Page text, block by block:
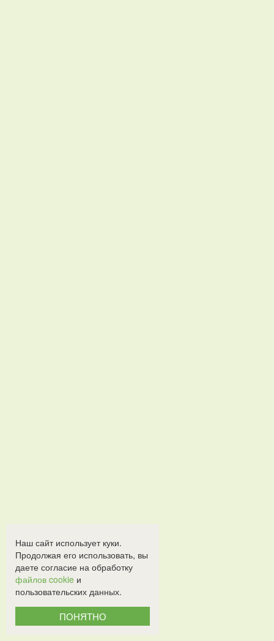
Наш сайт использует куки.
Продолжая его использовать, вы
даете согласие на обработку
файлов cookie и
пользовательских данных.
ПОНЯТНО